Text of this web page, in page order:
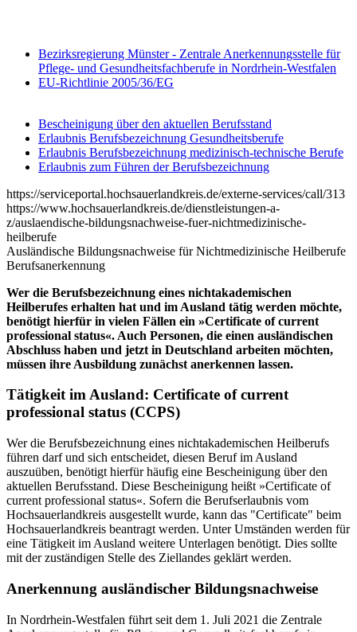
Bezirksregierung Münster - Zentrale Anerkennungsstelle für
Pflege- und Gesundheitsfachberufe in Nordrhein-Westfalen
EU-Richtlinie 2005/36/EG
Bescheinigung über den aktuellen Berufsstand
Erlaubnis Berufsbezeichnung Gesundheitsberufe
Erlaubnis Berufsbezeichnung medizinisch-technische Berufe
Erlaubnis zum Führen der Berufsbezeichnung
https://serviceportal.hochsauerlandkreis.de/externe-services/call/313
https://www.hochsauerlandkreis.de/dienstleistungen-a-
z/auslaendische-bildungsnachweise-fuer-nichtmedizinische-
heilberufe
Ausländische Bildungsnachweise für Nichtmedizinische Heilberufe
Berufsanerkennung
Wer die Berufsbezeichnung eines nichtakademischen
Heilberufes erhalten hat und im Ausland tätig werden möchte,
benötigt hierfür in vielen Fällen ein »Certificate of current
professional status«. Auch Personen, die einen ausländischen
Abschluss haben und jetzt in Deutschland arbeiten möchten,
müssen ihre Ausbildung zunächst anerkennen lassen.
Tätigkeit im Ausland: Certificate of current
professional status (CCPS)
Wer die Berufsbezeichnung eines nichtakademischen Heilberufs
führen darf und sich entscheidet, diesen Beruf im Ausland
auszuüben, benötigt hierfür häufig eine Bescheinigung über den
aktuellen Berufsstand. Diese Bescheinigung heißt »Certificate of
current professional status«. Sofern die Berufserlaubnis vom
Hochsauerlandkreis ausgestellt wurde, kann das "Certificate" beim
Hochsauerlandkreis beantragt werden. Unter Umständen werden für
eine Tätigkeit im Ausland weitere Unterlagen benötigt. Dies sollte
mit der zuständigen Stelle des Ziellandes geklärt werden.
Anerkennung ausländischer Bildungsnachweise
In Nordrhein-Westfalen führt seit dem 1. Juli 2021 die Zentrale